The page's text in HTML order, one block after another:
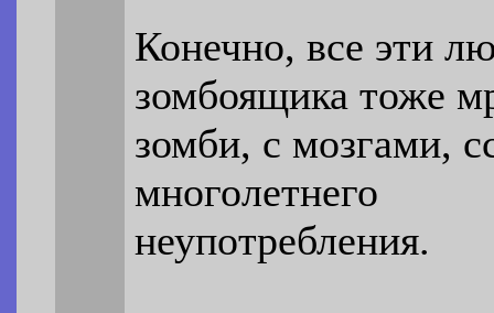
Конечно, все эти
зомбоящика тоже
зомби, с мозгами,
многолетнего
неупотребления.